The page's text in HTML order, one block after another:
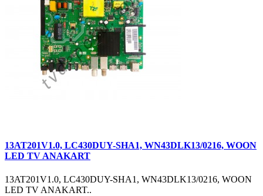
13AT201V1.0, LC430DUY-SHA1, WN43DLK13/0216, WOON
LED TV ANAKART
13AT201V1.0, LC430DUY-SHA1, WN43DLK13/0216, WOON
LED TV ANAKART..